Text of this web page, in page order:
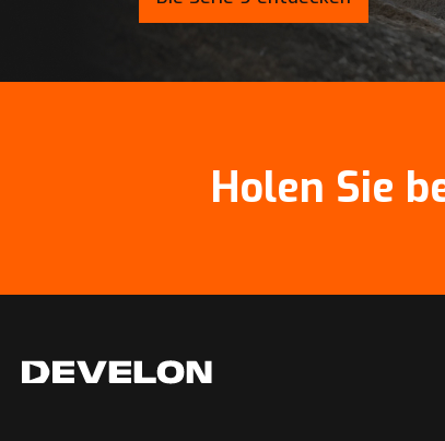
Holen Sie